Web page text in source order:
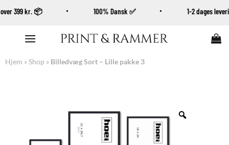
399 kr. 📦 100% Dansk ✅ 1-2 dages
indhold
Hjem »Shop » Billedvæg Sort – Lille pakke 3